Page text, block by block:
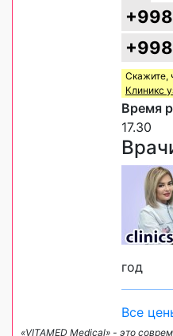
Скажите,
Клиникс
Время
17.30
год
Все
«VITAMED Medical» - это